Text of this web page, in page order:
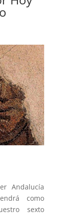
Andalucía
como
sexto